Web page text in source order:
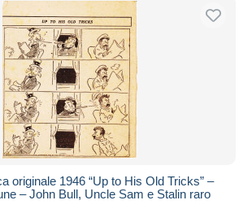
originale 1946 “Up to His Old Tricks” –
– John Bull, Uncle Sam e Stalin raro